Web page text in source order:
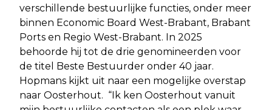
verschillende bestuurlijke functies, onder meer
binnen Economic Board West-Brabant, Brabant
Ports en Regio West-Brabant. In 2025
behoorde hij tot de drie genomineerden voor
de titel Beste Bestuurder onder 40 jaar.
Hopmans kijkt uit naar een mogelijke overstap
naar Oosterhout. “Ik ken Oosterhout vanuit